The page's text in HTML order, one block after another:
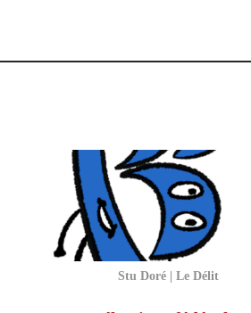
Stu Doré | Le Délit